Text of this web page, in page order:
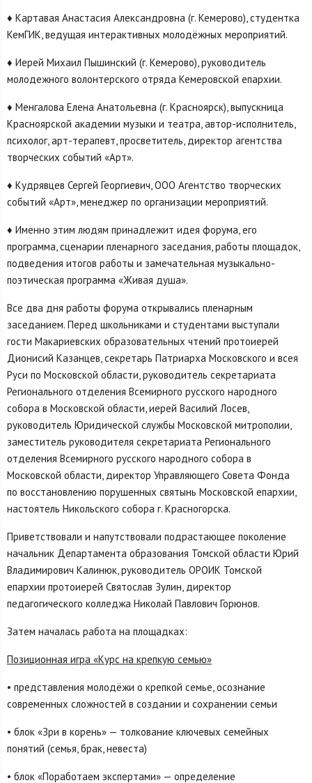
♦ Картавая Анастасия Александровна (г. Кемерово), студентка
КемГИК, ведущая интерактивных молодёжных мероприятий.
♦ Иерей Михаил Пышинский (г. Кемерово), руководитель
молодежного волонтерского отряда Кемеровской епархии.
♦ Менгалова Елена Анатольевна (г. Красноярск), выпускница
Красноярской академии музыки и театра, автор-исполнитель,
психолог, арт-терапевт, просветитель, директор агентства
творческих событий «Арт».
♦ Кудрявцев Сергей Георгиевич, ООО Агентство творческих
событий «Арт», менеджер по организации мероприятий.
♦ Именно этим людям принадлежит идея форума, его
программа, сценарии пленарного заседания, работы площадок,
подведения итогов работы и замечательная музыкально-
поэтическая программа «Живая душа».
Все два дня работы форума открывались пленарным
заседанием. Перед школьниками и студентами выступали
гости Макариевских образовательных чтений протоиерей
Дионисий Казанцев, секретарь Патриарха Московского и всея
Руси по Московской области, руководитель секретариата
Регионального отделения Всемирного русского народного
собора в Московской области, иерей Василий Лосев,
руководитель Юридической службы Московской митрополии,
заместитель руководителя секретариата Регионального
отделения Всемирного русского народного собора в
Московской области, директор Управляющего Совета Фонда
по восстановлению порушенных святынь Московской епархии,
настоятель Никольского собора г. Красногорска.
Приветствовали и напутствовали подрастающее поколение
начальник Департамента образования Томской области Юрий
Владимирович Калинюк, руководитель ОРОИК Томской
епархии протоиерей Святослав Зулин, директор
педагогического колледжа Николай Павлович Горюнов.
Затем началась работа на площадках:
Позиционная игра «Курс на крепкую семью»
• представления молодёжи о крепкой семье, осознание
современных сложностей в создании и сохранении семьи
• блок «Зри в корень» — толкование ключевых семейных
понятий (семья, брак, невеста)
• блок «Поработаем экспертами» — определение